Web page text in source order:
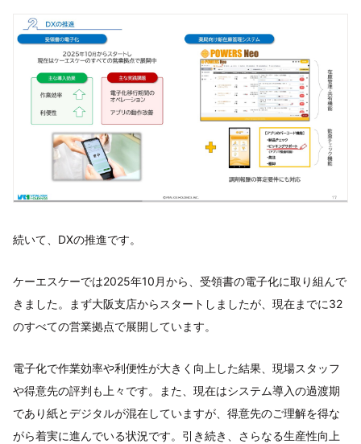
続いて、DXの推進です。
ケーエスケーでは2025年10月から、受領書の電子化に取り組んで
きました。まず大阪支店からスタートしましたが、現在までに32
のすべての営業拠点で展開しています。
電子化で作業効率や利便性が大きく向上した結果、現場スタッフ
や得意先の評判も上々です。また、現在はシステム導入の過渡期
であり紙とデジタルが混在していますが、得意先のご理解を得な
がら着実に進んでいる状況です。引き続き、さらなる生産性向上